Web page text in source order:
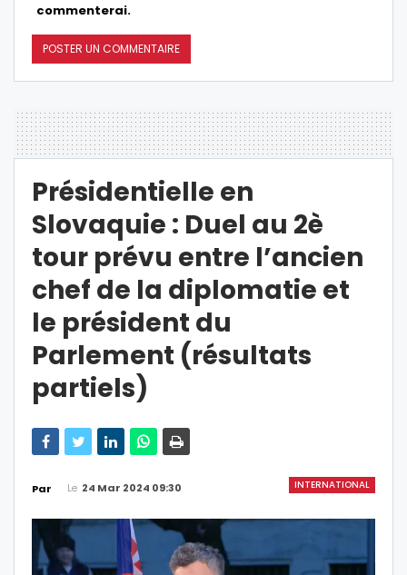
commenterai.
Présidentielle en
Slovaquie : Duel au 2è
tour prévu entre l’ancien
chef de la diplomatie et
le président du
Parlement (résultats
partiels)
INTERNATIONAL
Par Le 24 Mar 2024 09:30